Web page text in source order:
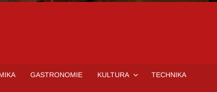
GASTRONOMIE KULTURA TECHNIKA